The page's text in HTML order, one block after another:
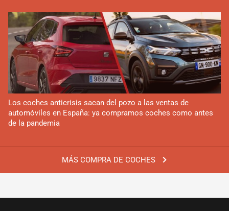
MÁS COMPRA DE COCHES
Los coches anticrisis sacan del pozo a las ventas de
automóviles en España: ya compramos coches como antes
de la pandemia